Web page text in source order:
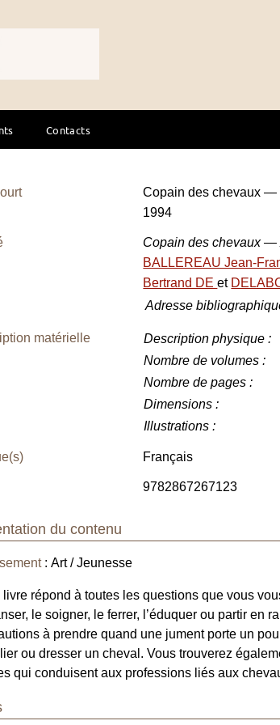
Contacts
Copain des chevaux —
1994
Copain des chevaux —
BALLEREAU Jean-
Bertrand DEet
Adresse
matérielle Description physique :
Nombre de volumes :
Nombre de pages :
Dimensions :
Illustrations :
Français
9782867267123
du contenu
: Art / Jeunesse
livre répond à toutes les questions que vous
le soigner, le ferrer, l’éduquer ou partir en
à prendre quand une jument porte un
ou dresser un cheval. Vous trouverez
qui conduisent aux professions liés aux